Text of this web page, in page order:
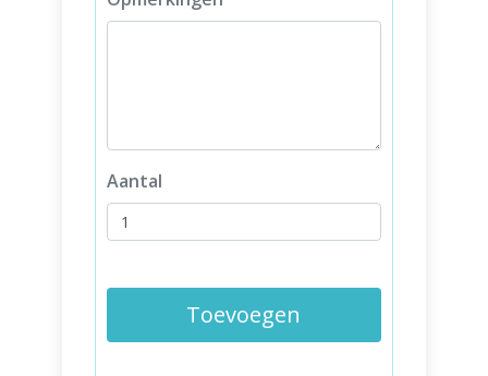
Aantal
Toevoegen